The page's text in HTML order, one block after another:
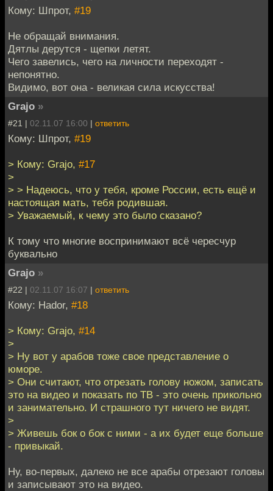
Кому: Шпрот, #19
Не обращай внимания.
Дятлы дерутся - щепки летят.
Чего завелись, чего на личности переходят -
непонятно.
Видимо, вот она - великая сила искусства!
Grajo »
#21 | 02.11.07 16:00 | ответить
Кому: Шпрот, #19
> Кому: Grajo, #17
>
> > Надеюсь, что у тебя, кроме России, есть ещё и
настоящая мать, тебя родившая.
> Уважаемый, к чему это было сказано?
К тому что многие воспринимают всё чересчур
буквально
Grajo »
#22 | 02.11.07 16:07 | ответить
Кому: Hador, #18
> Кому: Grajo, #14
>
> Ну вот у арабов тоже свое представление о
юморе.
> Они считают, что отрезать голову ножом, записать
это на видео и показать по ТВ - это очень прикольно
и занимательно. И страшного тут ничего не видят.
>
> Живешь бок о бок с ними - а их будет еще больше
- привыкай.
Ну, во-первых, далеко не все арабы отрезают головы
и записывают это на видео.